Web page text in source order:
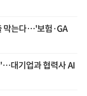
막는다…'보험·GA
대기업과 협력사 AI